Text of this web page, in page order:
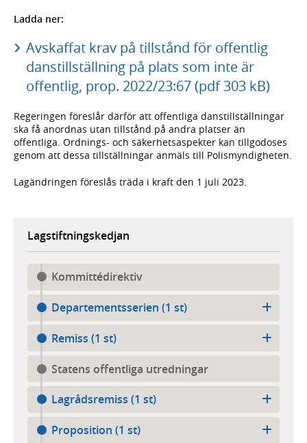
Ladda ner:
Avskaffat krav på tillstånd för offentlig
danstillställning på plats som inte är
offentlig, prop. 2022/23:67 (pdf 303 kB)
Regeringen föreslår därför att offentliga dans­tillställ­ningar
ska få anordnas utan till­stånd på andra platser än
offentliga. Ordnings- och säkerhets­aspekter kan till­godo­ses
genom att dessa tillställ­ningar anmäls till Polis­myndig­heten.
Lagändringen föreslås träda i kraft den 1 juli 2023.
Lagstiftningskedjan
Kommittédirektiv
Departementsserien (1 st)
Remiss (1 st)
Statens offentliga utredningar
Lagrådsremiss (1 st)
Proposition (1 st)